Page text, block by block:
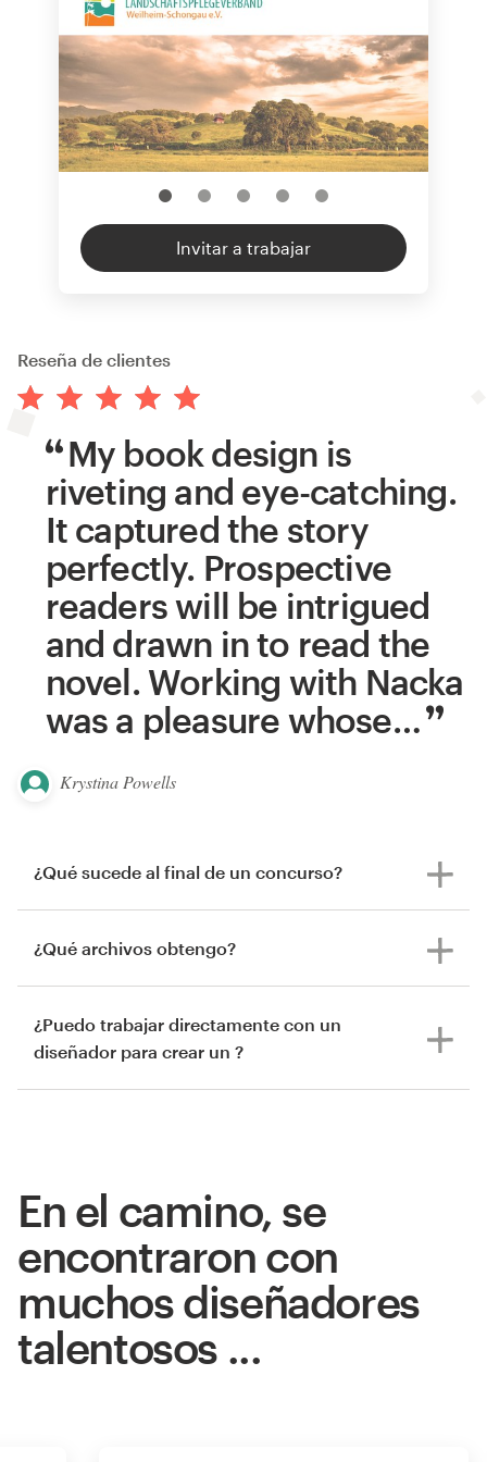
Invitar a trabajar
Reseña de clientes
My book design is
riveting and eye-catching.
It captured the story
perfectly. Prospective
readers will be intrigued
and drawn in to read the
novel. Working with Nacka
was a pleasure whose…
Krystina Powells
¿Qué sucede al final de un concurso?
¿Qué archivos obtengo?
¿Puedo trabajar directamente con un
diseñador para crear un ?
En el camino, se
encontraron con
muchos diseñadores
talentosos ...